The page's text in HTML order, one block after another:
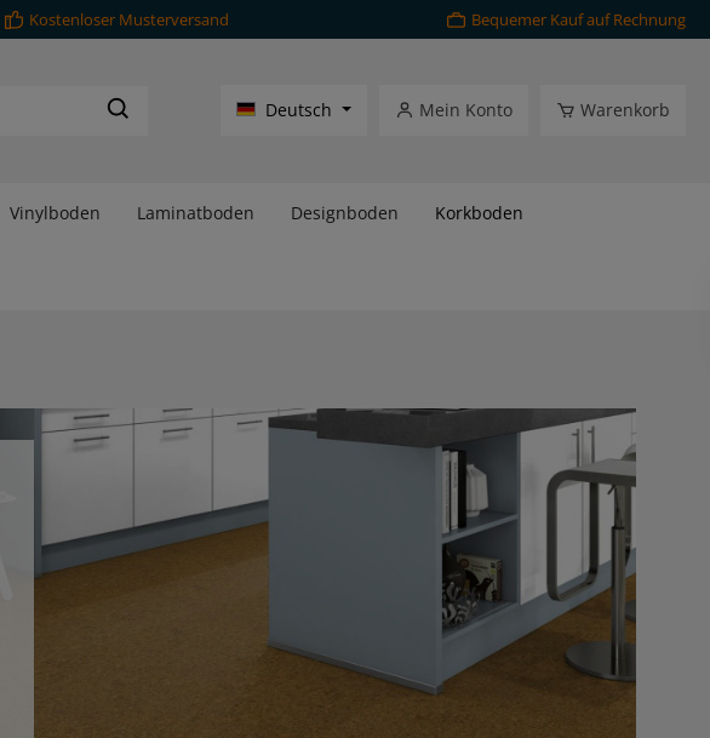
Kostenloser Musterversand Bequemer Kauf auf Rechnung
Deutsch Mein Konto Warenkorb
Vinylboden Laminatboden Designboden Korkboden